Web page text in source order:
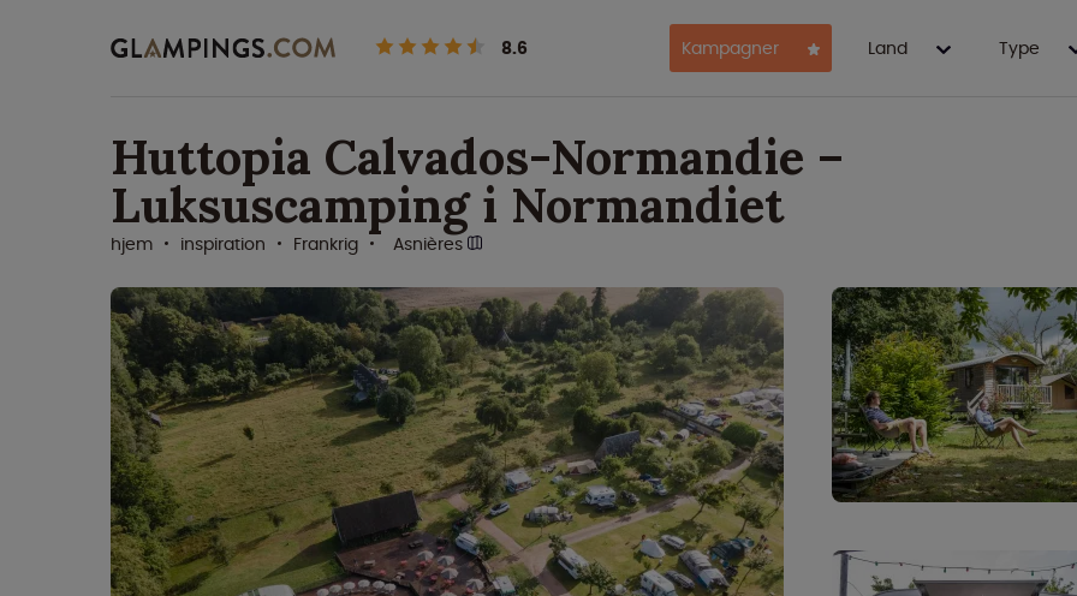
8.6 Kampagner Land Type
Huttopia Calvados-Normandie –
Luksuscamping i Normandiet
hjem inspiration Frankrig Asnières